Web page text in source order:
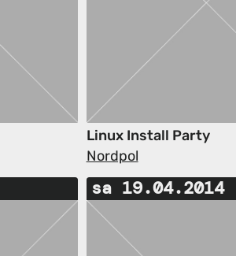
Linux Install Party
Nordpol
sa 19.04.2014